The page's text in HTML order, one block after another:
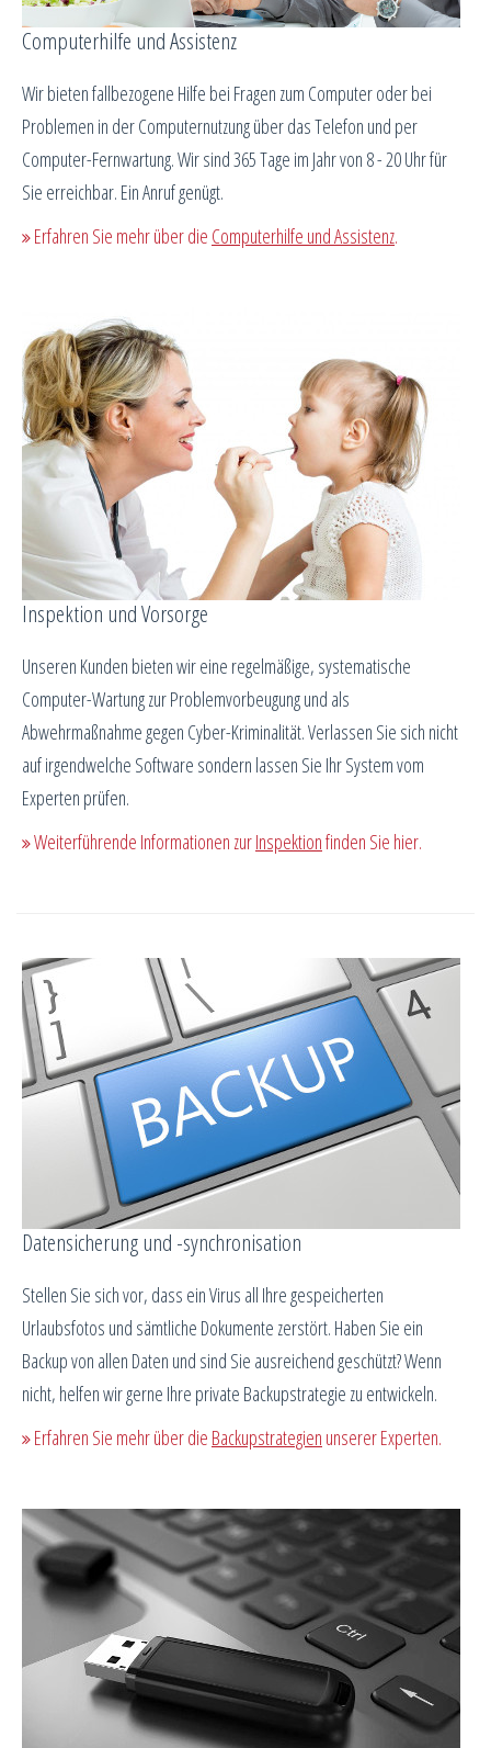
Computerhilfe und Assistenz
Wir bieten fallbezogene Hilfe bei Fragen zum Computer oder bei
Problemen in der Computernutzung über das Telefon und per
Computer-Fernwartung. Wir sind 365 Tage im Jahr von 8 - 20 Uhr für
Sie erreichbar. Ein Anruf genügt.
Erfahren Sie mehr über die Computerhilfe und Assistenz.
Inspektion und Vorsorge
Unseren Kunden bieten wir eine regelmäßige, systematische
Computer-Wartung zur Problemvorbeugung und als
Abwehrmaßnahme gegen Cyber-Kriminalität. Verlassen Sie sich nicht
auf irgendwelche Software sondern lassen Sie Ihr System vom
Experten prüfen.
Weiterführende Informationen zurInspektionfinden Sie hier.
Datensicherung und -synchronisation
Stellen Sie sich vor, dass ein Virus all Ihre gespeicherten
Urlaubsfotos und sämtliche Dokumente zerstört. Haben Sie ein
Backup von allen Daten und sind Sie ausreichend geschützt? Wenn
nicht, helfen wir gerne Ihre private Backupstrategie zu entwickeln.
Erfahren Sie mehr über die Backupstrategien unserer Experten.